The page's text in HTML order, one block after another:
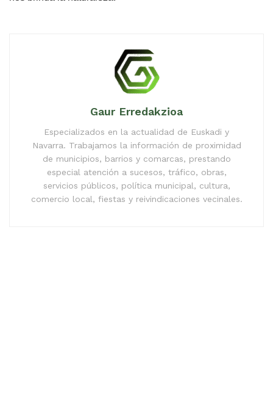
Gaur Erredakzioa
Especializados en la actualidad de Euskadi y
Navarra. Trabajamos la información de proximidad
de municipios, barrios y comarcas, prestando
especial atención a sucesos, tráfico, obras,
servicios públicos, política municipal, cultura,
comercio local, fiestas y reivindicaciones vecinales.